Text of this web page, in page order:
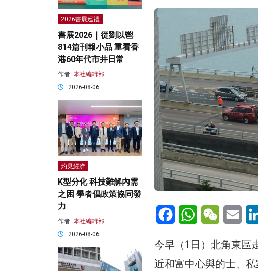
FacebookWhatsAppWeChatEmail
今早（1日）北角東區
近和富中心與的士、
2026書展巡禮
書展2026｜從劉以鬯
814篇刊報小品 重看香
港60年代市井日常
作者: 本社編輯部
2026-08-06
灼見經濟
K型分化 科技難解內需
之困 學者倡政策協同發
力
作者: 本社編輯部
2026-08-06